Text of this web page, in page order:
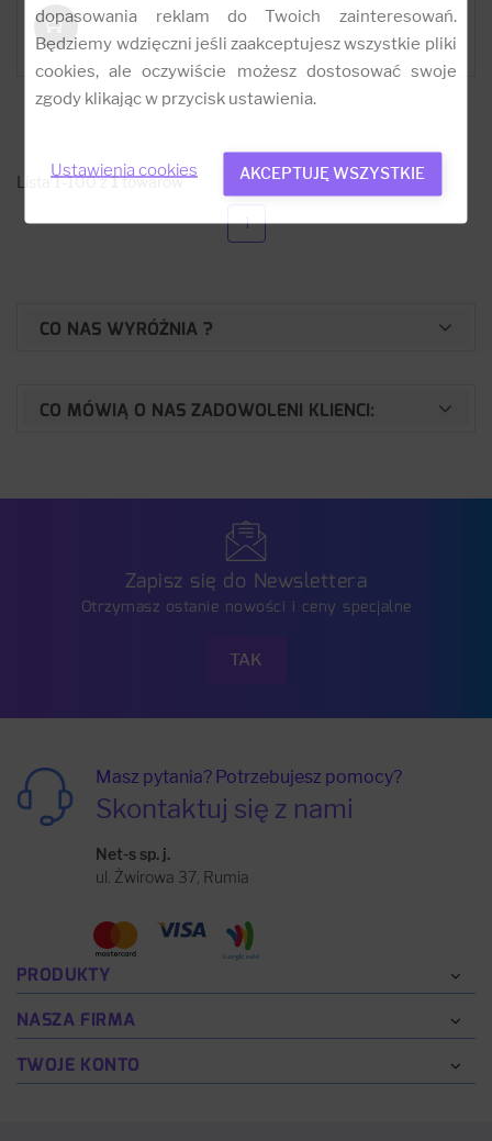
Lista 1-100 z1towarów
1
CO NAS WYRÓŻNIA ?
CO MÓWIĄ O NAS ZADOWOLENI KLIENCI:
Zapisz się do Newslettera
Otrzymasz ostanie nowości i ceny specjalne
Masz pytania? Potrzebujesz pomocy?
Skontaktuj się z nami
Net-s sp. j.
ul. Żwirowa 37, Rumia
PRODUKTY
NASZA FIRMA
TWOJE KONTO
dopasowania reklam do Twoich zainteresowań.
Będziemy wdzięczni jeśli zaakceptujesz wszystkie pliki
cookies, ale oczywiście możesz dostosować swoje
zgody klikając w przycisk ustawienia.
Ustawienia cookies AKCEPTUJĘ WSZYSTKIE